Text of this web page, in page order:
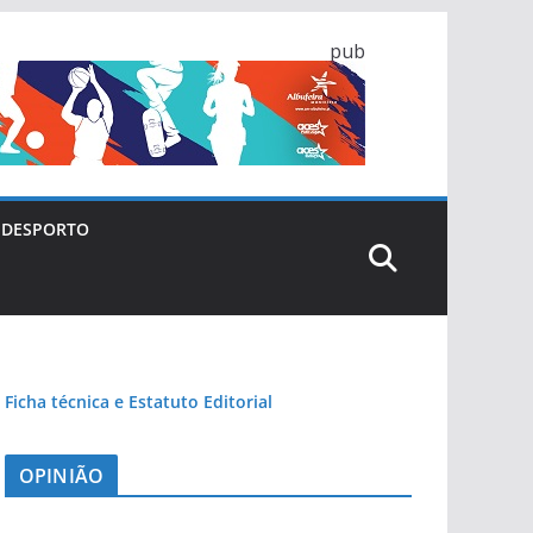
pub
DESPORTO
Ficha técnica e Estatuto Editorial
OPINIÃO